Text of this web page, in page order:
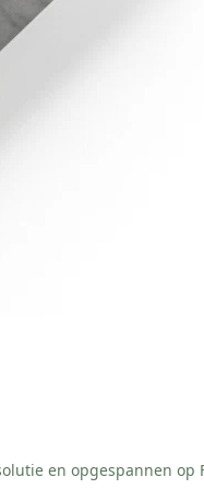
en opgespannen